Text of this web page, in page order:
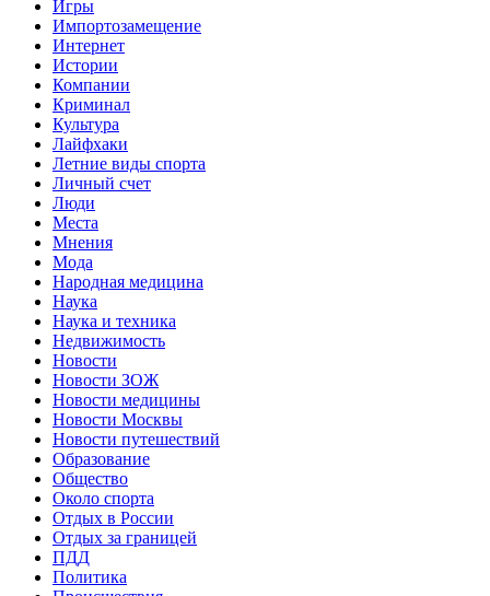
Игры
Импортозамещение
Интернет
Истории
Компании
Криминал
Культура
Лайфхаки
Летние виды спорта
Личный счет
Люди
Места
Мнения
Мода
Народная медицина
Наука
Наука и техника
Недвижимость
Новости
Новости ЗОЖ
Новости медицины
Новости Москвы
Новости путешествий
Образование
Общество
Около спорта
Отдых в России
Отдых за границей
ПДД
Политика